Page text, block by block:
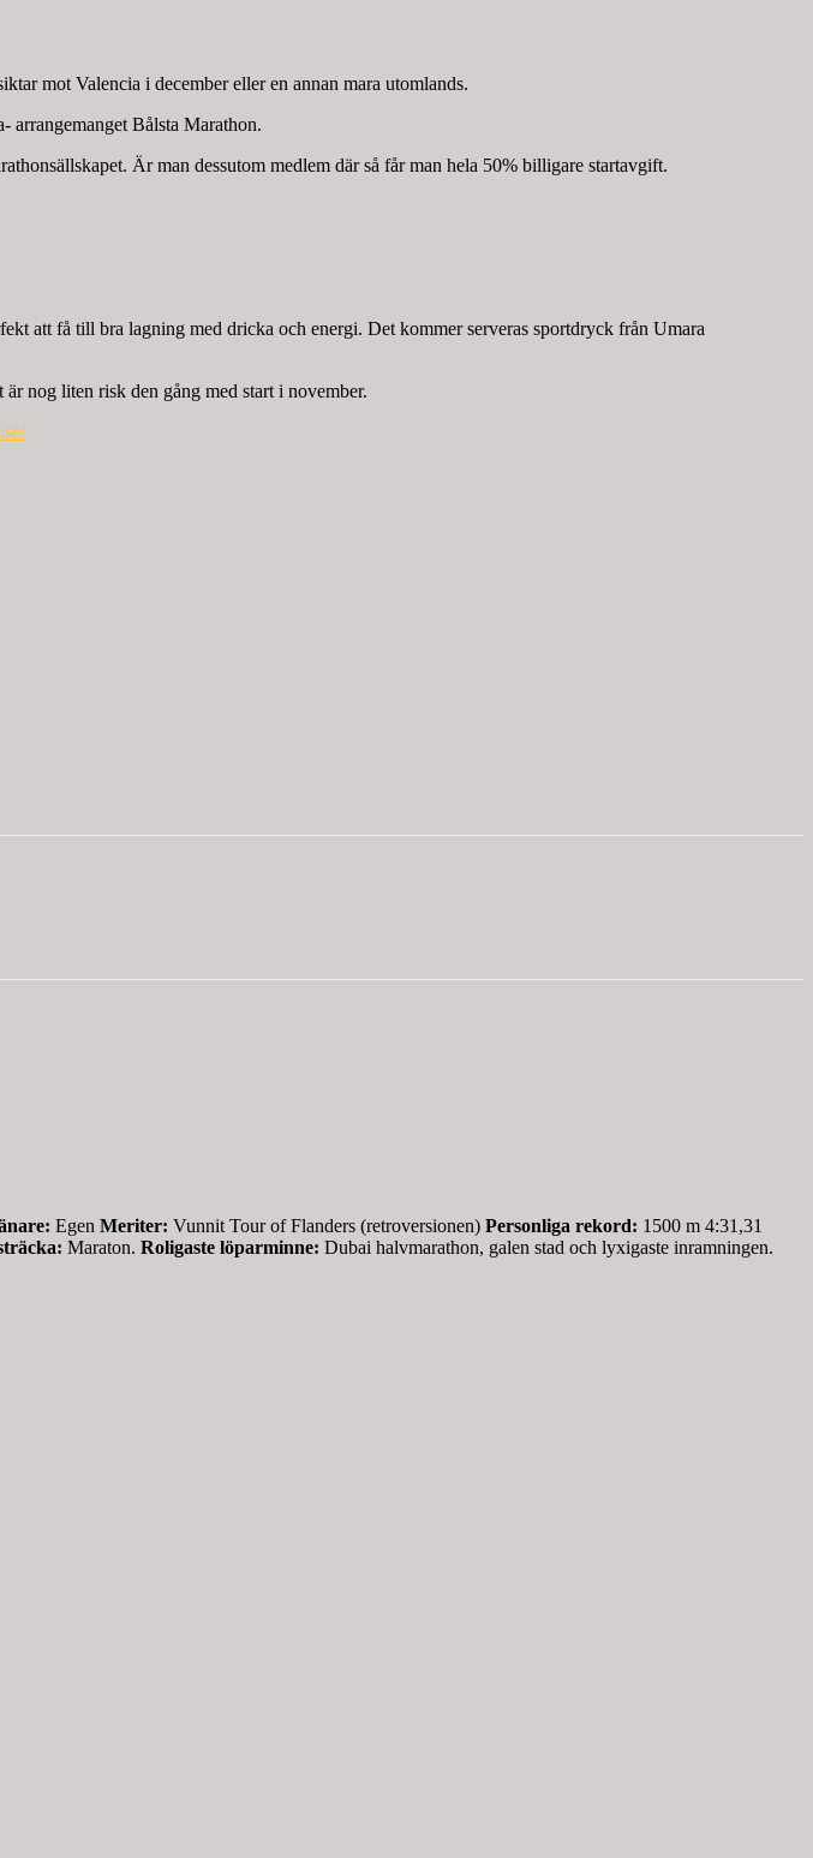
mot Valencia i december eller en annan mara utomlands.
arrangemanget Bålsta Marathon.
Är man dessutom medlem där så får man hela 50% billigare startavgift.
att få till bra lagning med dricka och energi. Det kommer serveras sportdryck från Umara
nog liten risk den gång med start i november.
Egen Meriter: Vunnit Tour of Flanders (retroversionen) Personliga rekord: 1500 m 4:31,31
Maraton. Roligaste löparminne: Dubai halvmarathon, galen stad och lyxigaste inramningen.